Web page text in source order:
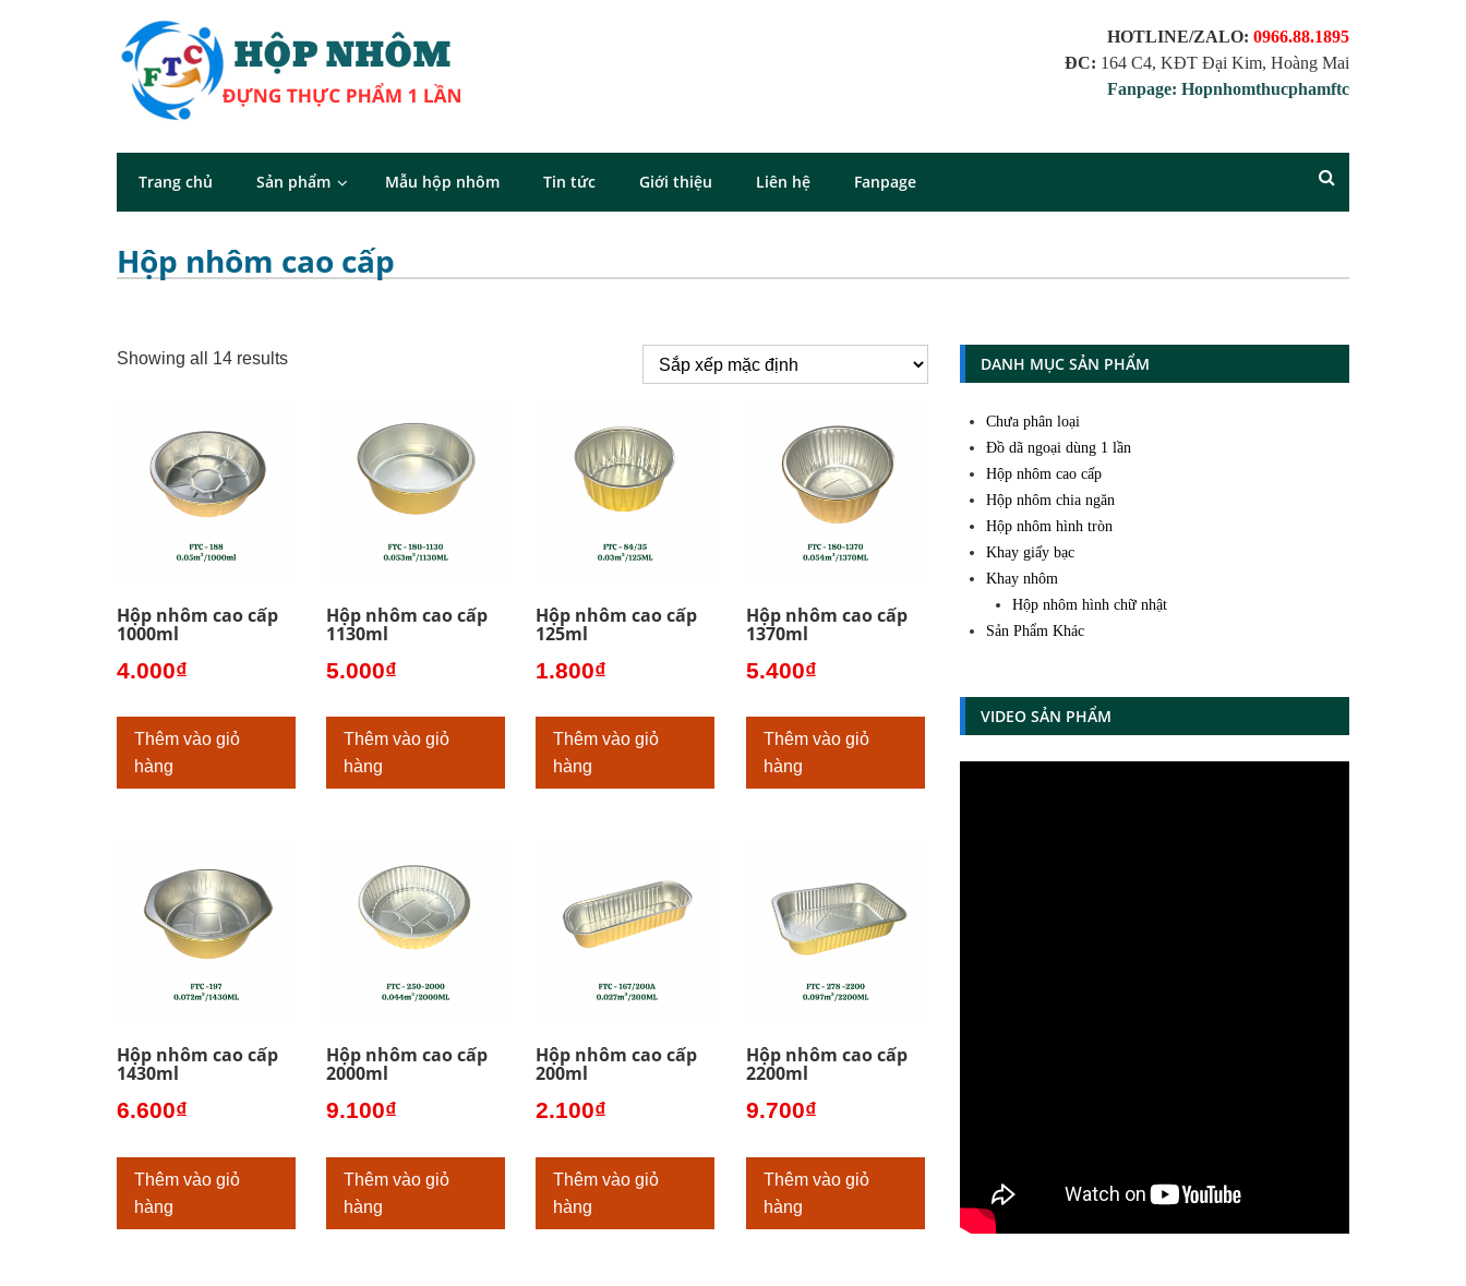
HOTLINE/ZALO: 0966.88.1895
ĐC: 164 C4, KĐT Đại Kim, Hoàng Mai
Fanpage: Hopnhomthucphamftc
Trang chủ Sản phẩm Mẫu hộp nhôm Tin tức Giới thiệu Liên hệ Fanpage
Hộp nhôm cao cấp
Showing all 14 results
Hộp nhôm cao cấp
1000ml
4.000₫
Thêm vào giỏ
hàng
Hộp nhôm cao cấp
1130ml
5.000₫
Thêm vào giỏ
hàng
Hộp nhôm cao cấp
125ml
1.800₫
Thêm vào giỏ
hàng
Hộp nhôm cao cấp
1370ml
5.400₫
Thêm vào giỏ
hàng
Hộp nhôm cao cấp
1430ml
6.600₫
Thêm vào giỏ
hàng
Hộp nhôm cao cấp
2000ml
9.100₫
Thêm vào giỏ
hàng
Hộp nhôm cao cấp
200ml
2.100₫
Thêm vào giỏ
hàng
Hộp nhôm cao cấp
2200ml
9.700₫
Thêm vào giỏ
hàng
DANH MỤC SẢN PHẨM
Chưa phân loại
Đồ dã ngoại dùng 1 lần
Hộp nhôm cao cấp
Hộp nhôm chia ngăn
Hộp nhôm hình tròn
Khay giấy bạc
Khay nhôm
Hộp nhôm hình chữ nhật
Sản Phẩm Khác
VIDEO SẢN PHẨM